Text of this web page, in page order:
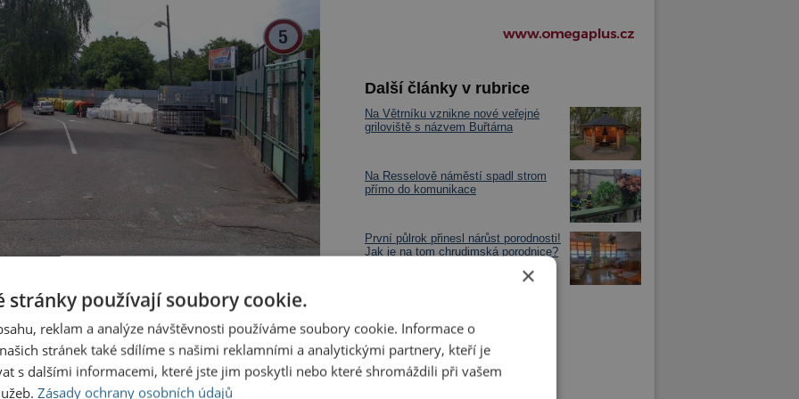
bude mít díky rozšíření o dva sousedící pozemky
výstavbou nových objektů a ploch a dalšími
Dojde k demolici garáží, plechové boudy,
dál podél trati za patrové garáže. Přibude
Další články v rubrice
Na Větrníku vznikne nové veřejné
griloviště s názvem Buřtárna
Na Resselově náměstí spadl strom
přímo do komunikace
První půlrok přinesl nárůst porodnosti!
Jak je na tom chrudimská porodnice?
×
stránky používají soubory cookie.
reklam a analýze návštěvnosti používáme soubory cookie. Informace o
stránek také sdílíme s našimi reklamními a analytickými partnery, kteří je
s dalšími informacemi, které jste jim poskytli nebo které shromáždili při vašem
Zásady ochrany osobních údajů